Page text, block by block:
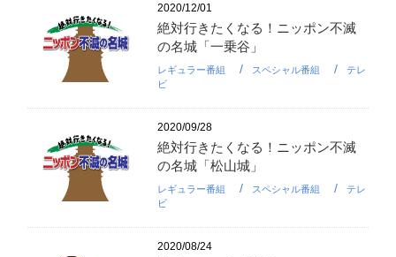
2020/12/01
絶対行きたくなる！ニッポン不滅
の名城「一乗谷」
レギュラー番組 スペシャル番組
テレ
ビ
2020/09/28
絶対行きたくなる！ニッポン不滅
の名城「松山城」
レギュラー番組 スペシャル番組
テレ
ビ
2020/08/24